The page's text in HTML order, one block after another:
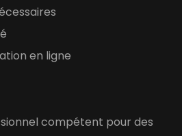
en ligne
compétent pour des